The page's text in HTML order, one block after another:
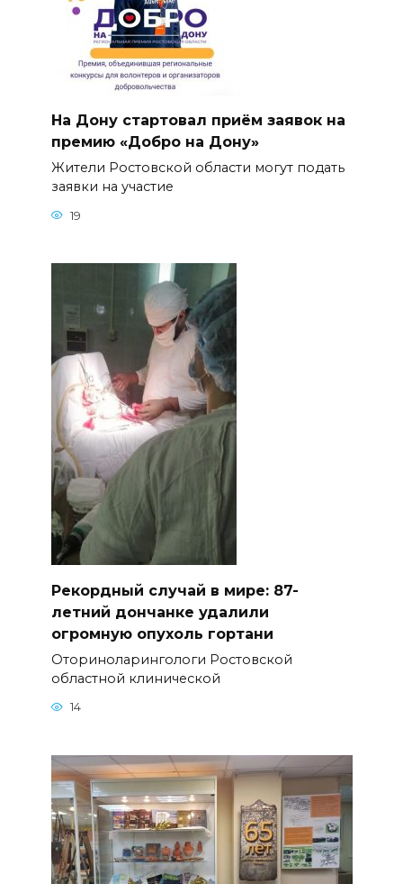
На Дону стартовал приём заявок на
премию «Добро на Дону»
Жители Ростовской области могут подать
заявки на участие
19
Рекордный случай в мире: 87-
летний дончанке удалили
огромную опухоль гортани
Оториноларингологи Ростовской
областной клинической
14